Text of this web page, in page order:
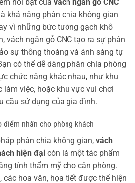
nổi bật của vách ngăn gỗ CNC
là khả năng phân chia không gian
vì những bức tường gạch khô
vách ngăn gỗ CNC tạo ra sự phân
sự thông thoáng và ánh sáng tự
có thể dễ dàng phân chia phòng
chức năng khác nhau, như khu
làm việc, hoặc khu vực vui chơi
cầu sử dụng của gia đình.
nhấn cho phòng khách
phân chia không gian, vách
hiện đại còn là một tác phẩm
tính thẩm mỹ cho căn phòng.
các hoa văn, họa tiết được thể hiện